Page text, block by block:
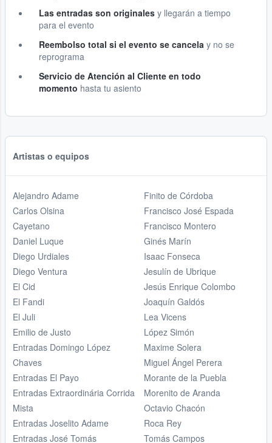
Las entradas son originales y llegarán a tiempo
para el evento
Reembolso total si el evento se cancela y no se
reprograma
Servicio de Atención al Cliente en todo
momento hasta tu asiento
Artistas o equipos
Alejandro Adame
Carlos Olsina
Cayetano
Daniel Luque
Diego Urdiales
Diego Ventura
El Cid
El Fandi
El Juli
Emilio de Justo
Entradas Domingo López
Chaves
Entradas El Payo
Entradas Extraordinária Corrida
Mista
Entradas Joselito Adame
Entradas José Tomás
Finito de Córdoba
Francisco José Espada
Francisco Montero
Ginés Marín
Isaac Fonseca
Jesulín de Ubrique
Jesús Enrique Colombo
Joaquín Galdós
Lea Vicens
López Simón
Maxime Solera
Miguel Ángel Perera
Morante de la Puebla
Morenito de Aranda
Octavio Chacón
Roca Rey
Tomás Campos